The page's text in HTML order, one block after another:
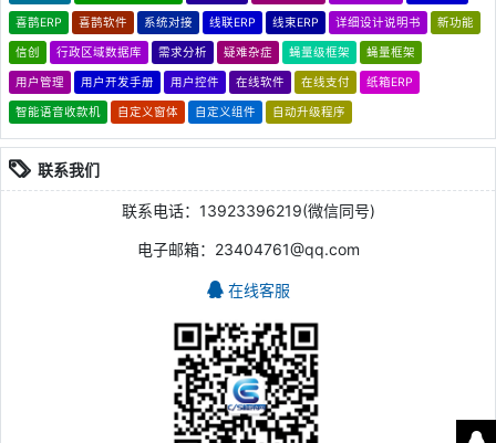
喜鹊ERP 喜鹊软件 系统对接 线联ERP 线束ERP 详细设计说明书 新功能
信创 行政区域数据库 需求分析 疑难杂症 蝇量级框架 蝇量框架
用户管理 用户开发手册 用户控件 在线软件 在线支付 纸箱ERP
智能语音收款机 自定义窗体 自定义组件 自动升级程序
联系我们
联系电话：13923396219(微信同号)
电子邮箱：23404761@qq.com
在线客服